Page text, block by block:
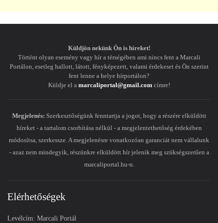
Küldjön nekünk Ön is híreket!
Történt olyan esemény vagy hír a térségében ami nincs fent a Marcali
Portálon, esetleg hallott, látott, fényképezett, valami érdekeset és Ön szerint
fent lenne a helye hírportálon?
Küldje el a marcaliportal@gmail.comcímre!
Megjelenés: Szerkesztőségünk fenntartja a jogot, hogy a részére elküldött
híreket - a tartalom csorbítása nélkül - a megjelentethetőség érdekében
módosítsa, szerkessze. A megjelenésre vonatkozóan garanciát nem vállalunk
- azaz nem mindegyik, részünkre elküldött hír jelenik meg szükségszerűen a
marcaliportal.hu-n.
Elérhetőségek
Levélcím: Marcali Portál